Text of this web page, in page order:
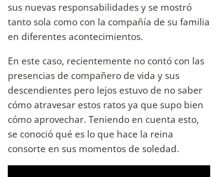
sus nuevas responsabilidades y se mostró
tanto sola como con la compañía de su familia
en diferentes acontecimientos.
En este caso, recientemente no contó con las
presencias de compañero de vida y sus
descendientes pero lejos estuvo de no saber
cómo atravesar estos ratos ya que supo bien
cómo aprovechar. Teniendo en cuenta esto,
se conoció qué es lo que hace la reina
consorte en sus momentos de soledad.